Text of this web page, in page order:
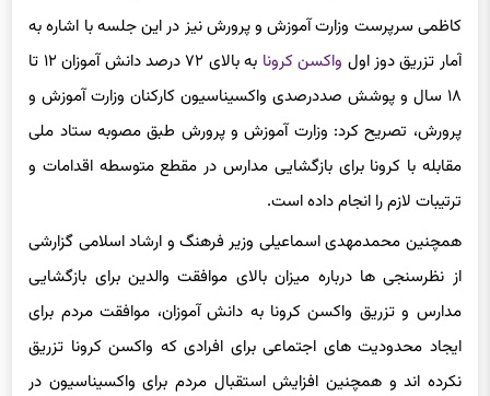
کاظمی سرپرست وزارت آموزش و پرورش نیز در این جلسه با اشاره به
آمار تزریق دوز اول واکسن کرونا
به بالای ۷۲ درصد دانش آموزان ۱۲ تا
۱۸ سال و پوشش صددرصدی واکسیناسیون کارکنان وزارت آموزش و
پرورش، تصریح کرد: وزارت آموزش و پرورش طبق مصوبه ستاد ملی
مقابله با کرونا برای بازگشایی مدارس در مقطع متوسطه اقدامات و
ترتیبات لازم را انجام داده است.
همچنین محمدمهدی اسماعیلی وزیر فرهنگ و ارشاد اسلامی گزارشی
از نظرسنجی ها درباره میزان بالای موافقت والدین برای بازگشایی
مدارس و تزریق واکسن کرونا به دانش آموزان، موافقت مردم برای
ایجاد محدودیت های اجتماعی برای افرادی که واکسن کرونا تزریق
نکرده اند و همچنین افزایش استقبال مردم برای واکسیناسیون در